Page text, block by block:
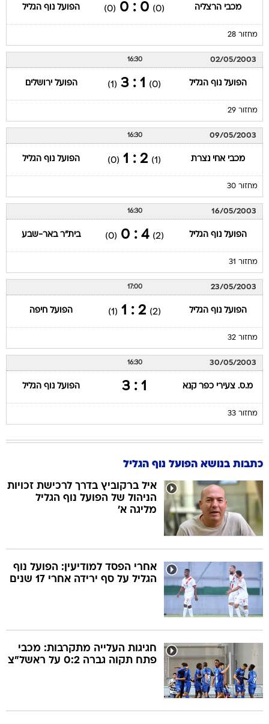
מכבי הרצליה (0)
0 : 0
(0) הפועל נוף הגליל
מחזור 28
02/05/2003
16:30
הפועל נוף הגליל (0)
1 : 3
(1) הפועל ירושלים
מחזור 29
09/05/2003
16:30
מכבי אחי נצרת (1)
2 : 1
(0) הפועל נוף הגליל
מחזור 30
16/05/2003
16:30
הפועל נוף הגליל (2)
4 : 0
(0) בית"ר באר-שבע
מחזור 31
23/05/2003
17:00
הפועל נוף הגליל (2)
2 : 1
(1) הפועל חיפה
מחזור 32
30/05/2003
16:30
מ.ס. צעירי כפר קנא 1 : 3 הפועל נוף הגליל
מחזור 33
כתבות בנושא הפועל נוף הגליל
איל ברקוביץ בדרך לרכישת זכויות
הניהול של הפועל נוף הגליל
מליגה א'
אחרי הפסד למודיעין: הפועל נוף
הגליל על סף ירידה אחרי 17 שנים
חגיגות העלייה מתקרבות: מכבי
פתח תקוה גברה 0:2 על ראשל"צ